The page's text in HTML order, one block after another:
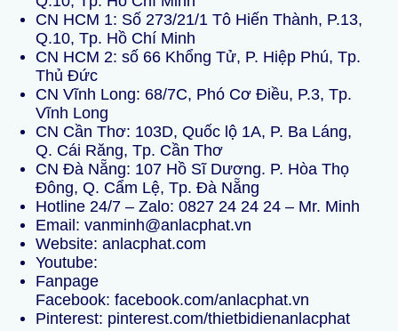
CN HCM 1: Số 273/21/1 Tô Hiến Thành, P.13,
Q.10, Tp. Hồ Chí Minh
CN HCM 2: số 66 Khổng Tử, P. Hiệp Phú, Tp.
Thủ Đức
CN Vĩnh Long: 68/7C, Phó Cơ Điều, P.3, Tp.
Vĩnh Long
CN Cần Thơ: 103D, Quốc lộ 1A, P. Ba Láng,
Q. Cái Răng, Tp. Cần Thơ
CN Đà Nẵng: 107 Hồ Sĩ Dương. P. Hòa Thọ
Đông, Q. Cẩm Lệ, Tp. Đà Nẵng
Hotline 24/7 – Zalo: 0827 24 24 24 – Mr. Minh
Email: vanminh@anlacphat.vn
Website: anlacphat.com
Youtube:
Fanpage
Facebook: facebook.com/anlacphat.vn
Pinterest: pinterest.com/thietbidienanlacphat